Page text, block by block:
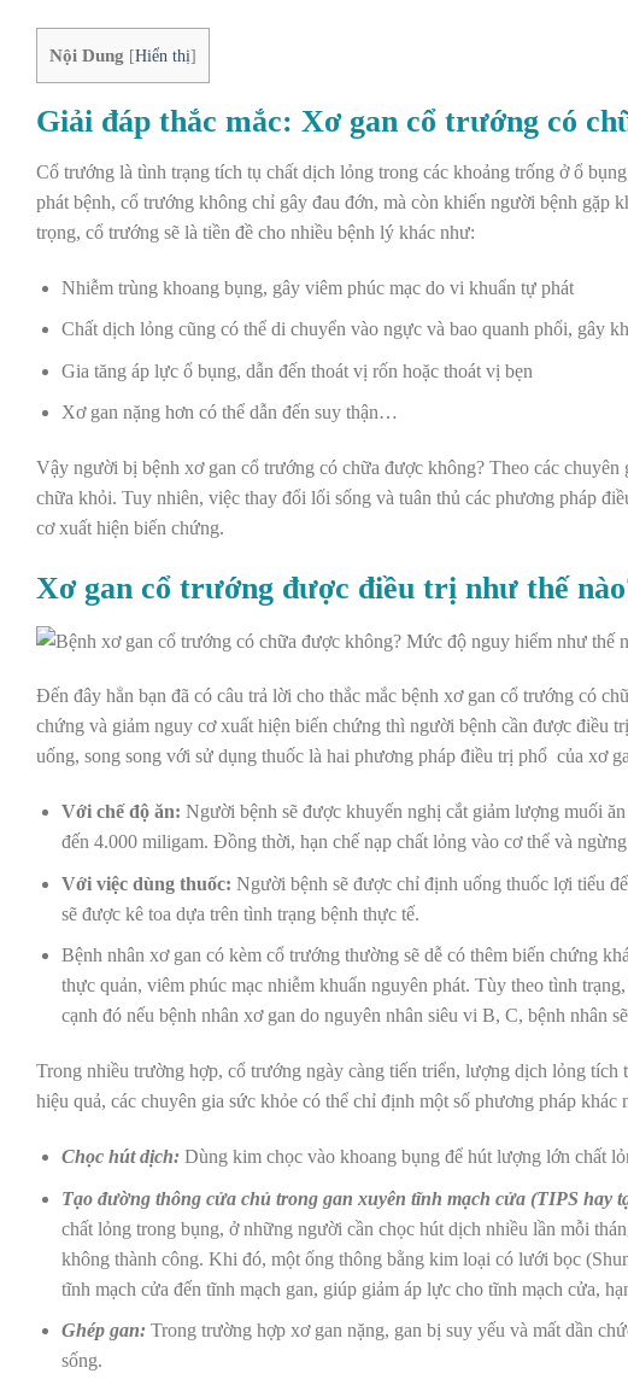
Nội Dung [Hiển thị]
Giải đáp thắc mắc: Xơ gan cổ trướng có
Cổ trướng là tình trạng tích tụ chất dịch lỏng trong các khoảng trống ở ổ
phát bệnh, cổ trướng không chỉ gây đau đớn, mà còn khiến người bệnh gặp
trọng, cổ trướng sẽ là tiền đề cho nhiều bệnh lý khác như:
Nhiễm trùng khoang bụng, gây viêm phúc mạc do vi khuẩn tự phát
Chất dịch lỏng cũng có thể di chuyển vào ngực và bao quanh phổi, gây
Gia tăng áp lực ổ bụng, dẫn đến thoát vị rốn hoặc thoát vị bẹn
Xơ gan nặng hơn có thể dẫn đến suy thận…
Vậy người bị bệnh xơ gan cổ trướng có chữa được không? Theo các
chữa khỏi. Tuy nhiên, việc thay đổi lối sống và tuân thủ các phương pháp
cơ xuất hiện biến chứng.
Xơ gan cổ trướng được điều trị như thế
Đến đây hẳn bạn đã có câu trả lời cho thắc mắc bệnh xơ gan cổ trướng có
chứng và giảm nguy cơ xuất hiện biến chứng thì người bệnh cần được điều
uống, song song với sử dụng thuốc là hai phương pháp điều trị phổ của xơ
Với chế độ ăn: Người bệnh sẽ được khuyến nghị cắt giảm lượng muối
đến 4.000 miligam. Đồng thời, hạn chế nạp chất lỏng vào cơ thể và
Với việc dùng thuốc: Người bệnh sẽ được chỉ định uống thuốc lợi tiểu
sẽ được kê toa dựa trên tình trạng bệnh thực tế.
Bệnh nhân xơ gan có kèm cổ trướng thường sẽ dễ có thêm biến chứng
thực quản, viêm phúc mạc nhiễm khuẩn nguyên phát. Tùy theo tình
cạnh đó nếu bệnh nhân xơ gan do nguyên nhân siêu vi B, C, bệnh nhân
Trong nhiều trường hợp, cổ trướng ngày càng tiến triển, lượng dịch lỏng
hiệu quả, các chuyên gia sức khỏe có thể chỉ định một số phương pháp khác
Chọc hút dịch:Dùng kim chọc vào khoang bụng để hút lượng lớn chất
Tạo đường thông cửa chủ trong gan xuyên tĩnh mạch cửa (TIPS hay
chất lỏng trong bụng, ở những người cần chọc hút dịch nhiều lần mỗi
không thành công. Khi đó, một ống thông bằng kim loại có lưới bọc
tĩnh mạch cửa đến tĩnh mạch gan, giúp giảm áp lực cho tĩnh mạch cửa,
Ghép gan:Trong trường hợp xơ gan nặng, gan bị suy yếu và mất dần
sống.